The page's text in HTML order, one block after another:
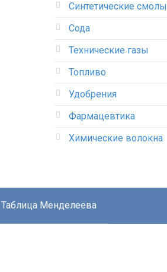
Синтетические смолы
Сода
Технические газы
Топливо
Удобрения
Фармацевтика
Химические волокна
Таблица Менделеева